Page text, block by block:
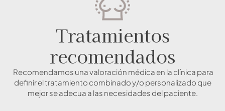
Tratamientos
recomendados
Recomendamos una valoración médica en la clínica para
definir el tratamiento combinado y/o personalizado que
mejor se adecua a las necesidades del paciente.